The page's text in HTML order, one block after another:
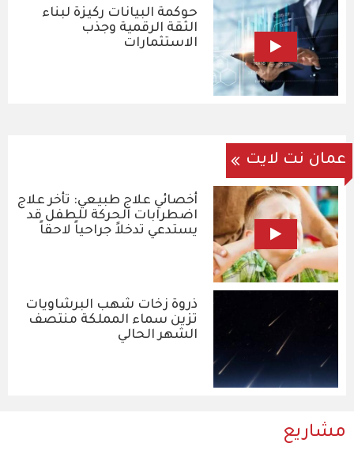
حوكمة البيانات ركيزة لبناء
الثقة الرقمية وجذب
الاستثمارات
عمان نت لايت
أخصائي علاج طبيعي: تأخر علاج
اضطرابات الحركة للطفل قد
يستدعي تدخلاً جراحياً لاحقاً
ذروة زخات شهب البرشاويات
تزين سماء المملكة منتصف
الشهر الحالي
مشاريع